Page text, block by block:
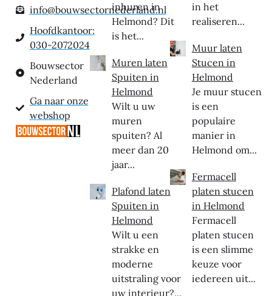
info@bouwsectornederland.nl
Hoofdkantoor:
030-2072024
Bouwsector
Nederland
Ga naar onze
webshop
inhuren in
Helmond? Dit
is het...
Muren laten
Spuiten in
Helmond
Wilt u uw
muren
spuiten? Al
meer dan 20
jaar...
Plafond laten
Spuiten in
Helmond
Wilt u een
strakke en
moderne
uitstraling voor
uw interieur?...
in het
realiseren...
Muur laten
Stucen in
Helmond
Je muur stucen
is een
populaire
manier in
Helmond om...
Fermacell
platen stucen
in Helmond
Fermacell
platen stucen
is een slimme
keuze voor
iedereen uit...